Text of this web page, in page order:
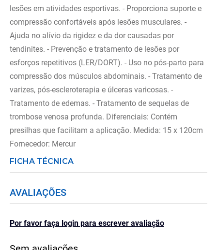
lesões em atividades esportivas. - Proporciona suporte e
compressão confortáveis após lesões musculares. -
Ajuda no alívio da rigidez e da dor causadas por
tendinites. - Prevenção e tratamento de lesões por
esforços repetitivos (LER/DORT). - Uso no pós-parto para
compressão dos músculos abdominais. - Tratamento de
varizes, pós-escleroterapia e úlceras varicosas. -
Tratamento de edemas. - Tratamento de sequelas de
trombose venosa profunda. Diferenciais: Contém
presilhas que facilitam a aplicação. Medida: 15 x 120cm
Fornecedor: Mercur
FICHA TÉCNICA
AVALIAÇÕES
Por favor faça login para escrever avaliação